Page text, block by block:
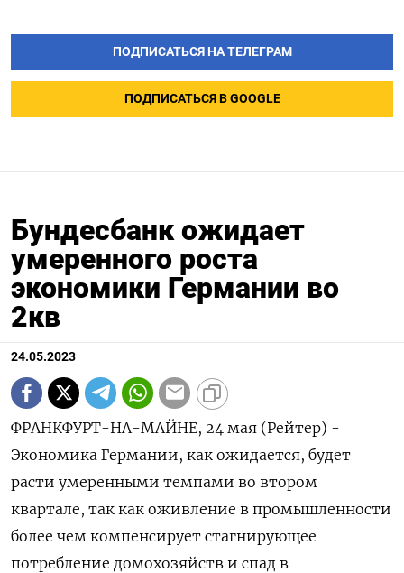
ПОДПИСАТЬСЯ НА ТЕЛЕГРАМ
ПОДПИСАТЬСЯ В GOOGLE
Бундесбанк ожидает
умеренного роста
экономики Германии во
2кв
24.05.2023
ФРАНКФУРТ-НА-МАЙНЕ, 24 мая (Рейтер) -
Экономика Германии, как ожидается, будет
расти умеренными темпами во втором
квартале, так как оживление в промышленности
более чем компенсирует стагнирующее
потребление домохозяйств и спад в